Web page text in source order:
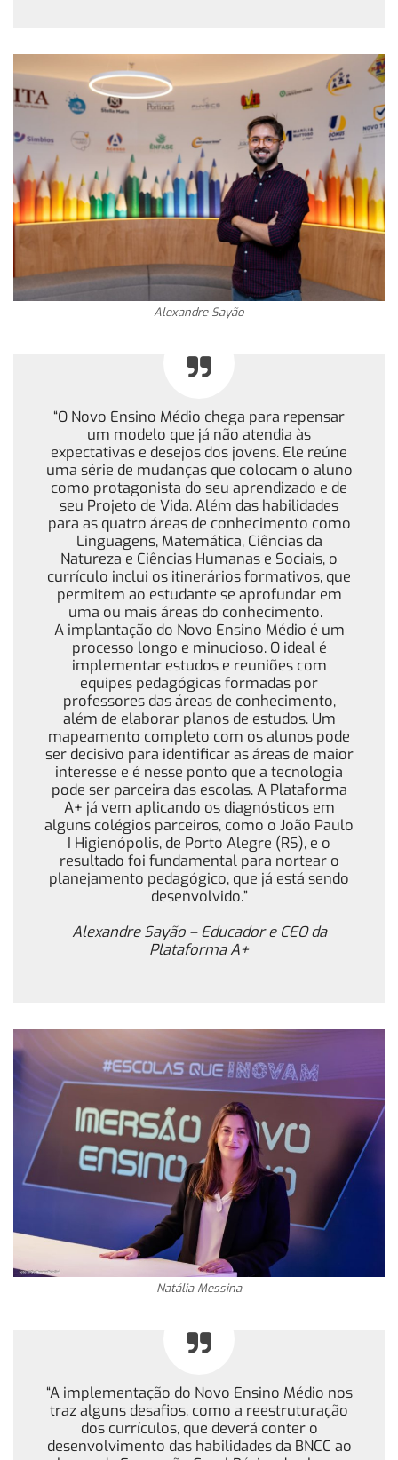
Alexandre Sayão
“O Novo Ensino Médio chega para repensar
um modelo que já não atendia às
expectativas e desejos dos jovens. Ele reúne
uma série de mudanças que colocam o aluno
como protagonista do seu aprendizado e de
seu Projeto de Vida. Além das habilidades
para as quatro áreas de conhecimento como
Linguagens, Matemática, Ciências da
Natureza e Ciências Humanas e Sociais, o
currículo inclui os itinerários formativos, que
permitem ao estudante se aprofundar em
uma ou mais áreas do conhecimento.
A implantação do Novo Ensino Médio é um
processo longo e minucioso. O ideal é
implementar estudos e reuniões com
equipes pedagógicas formadas por
professores das áreas de conhecimento,
além de elaborar planos de estudos. Um
mapeamento completo com os alunos pode
ser decisivo para identificar as áreas de maior
interesse e é nesse ponto que a tecnologia
pode ser parceira das escolas. A Plataforma
A+ já vem aplicando os diagnósticos em
alguns colégios parceiros, como o João Paulo
I Higienópolis, de Porto Alegre (RS), e o
resultado foi fundamental para nortear o
planejamento pedagógico, que já está sendo
desenvolvido.”
Alexandre Sayão – Educador e CEO da
Plataforma A+
Natália Messina
“A implementação do Novo Ensino Médio nos
traz alguns desafios, como a reestruturação
dos currículos, que deverá conter o
desenvolvimento das habilidades da BNCC ao